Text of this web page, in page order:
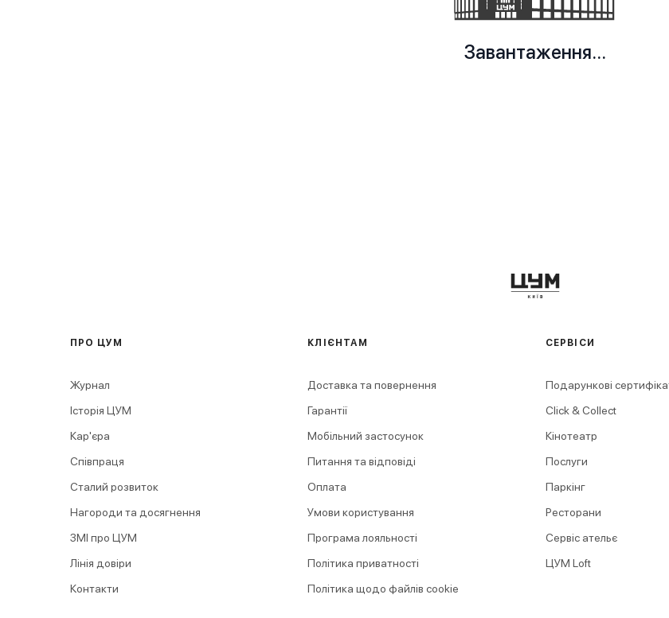
Завантаження...
ПРО ЦУМ
Журнал
Історія ЦУМ
Кар'єра
Співпраця
Сталий розвиток
Нагороди та досягнення
ЗМІ про ЦУМ
Лінія довіри
Контакти
КЛІЄНТАМ
Доставка та повернення
Гарантії
Мобільний застосунок
Питання та відповіді
Оплата
Умови користування
Програма лояльності
Політика приватності
Політика щодо файлів cookie
СЕРВІСИ
Подарункові
Click & Collect
Кінотеатр
Послуги
Паркінг
Ресторани
Сервіс ательє
ЦУМ Loft